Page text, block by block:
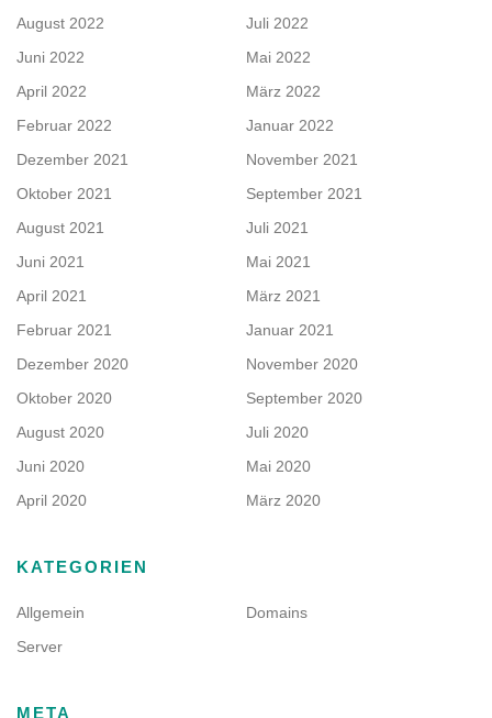
August 2022
Juli 2022
Juni 2022
Mai 2022
April 2022
März 2022
Februar 2022
Januar 2022
Dezember 2021
November 2021
Oktober 2021
September 2021
August 2021
Juli 2021
Juni 2021
Mai 2021
April 2021
März 2021
Februar 2021
Januar 2021
Dezember 2020
November 2020
Oktober 2020
September 2020
August 2020
Juli 2020
Juni 2020
Mai 2020
April 2020
März 2020
KATEGORIEN
Allgemein
Domains
Server
META